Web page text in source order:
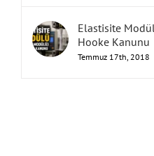
Elastisite
Hooke Kanunu
Temmuz 17th, 2018